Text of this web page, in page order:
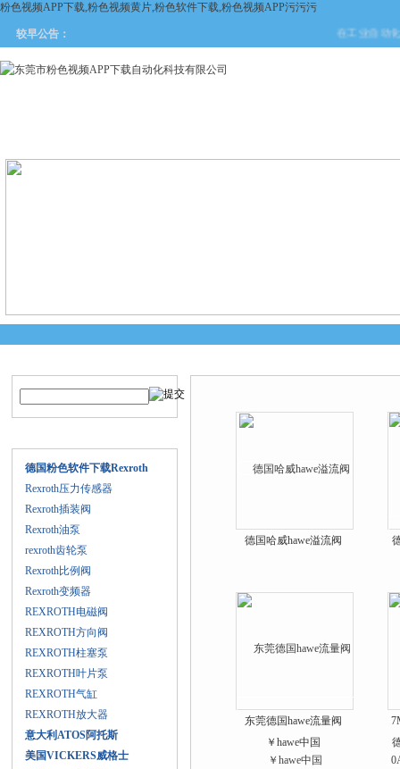
粉色视频APP下载,粉色视频黄片,粉色软件下载,粉色视频APP污污污
较早公告： 在工业自动化
下载
德国粉色软件下载Rexroth
Rexroth压力传感器
Rexroth插装阀
Rexroth油泵
rexroth齿轮泵
Rexroth比例阀
Rexroth变频器
REXROTH电磁阀
REXROTH方向阀
REXROTH柱塞泵
REXROTH叶片泵
REXROTH气缸
REXROTH放大器
意大利ATOS阿托斯
美国VICKERS威格士
德国哈威hawe溢流阀
东莞德国hawe流量阀
￥hawe中国